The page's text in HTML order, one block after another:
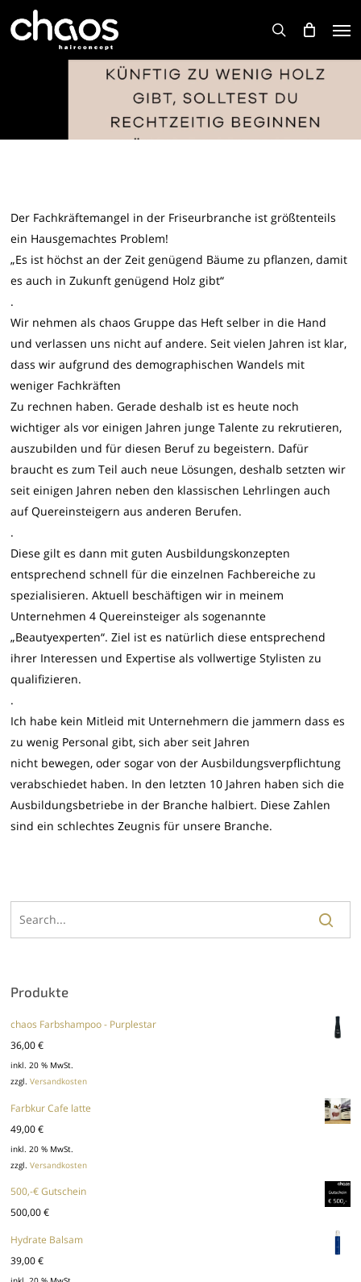
search
Der Fachkräftemangel in der Friseurbranche ist größtenteils
ein Hausgemachtes Problem!
„Es ist höchst an der Zeit genügend Bäume zu pflanzen, damit
es auch in Zukunft genügend Holz gibt“
.
Wir nehmen als chaos Gruppe das Heft selber in die Hand
und verlassen uns nicht auf andere. Seit vielen Jahren ist klar,
dass wir aufgrund des demographischen Wandels mit
weniger Fachkräften
Zu rechnen haben. Gerade deshalb ist es heute noch
wichtiger als vor einigen Jahren junge Talente zu rekrutieren,
auszubilden und für diesen Beruf zu begeistern. Dafür
braucht es zum Teil auch neue Lösungen, deshalb setzten wir
seit einigen Jahren neben den klassischen Lehrlingen auch
auf Quereinsteigern aus anderen Berufen.
.
Diese gilt es dann mit guten Ausbildungskonzepten
entsprechend schnell für die einzelnen Fachbereiche zu
spezialisieren. Aktuell beschäftigen wir in meinem
Unternehmen 4 Quereinsteiger als sogenannte
„Beautyexperten“. Ziel ist es natürlich diese entsprechend
ihrer Interessen und Expertise als vollwertige Stylisten zu
qualifizieren.
.
Ich habe kein Mitleid mit Unternehmern die jammern dass es
zu wenig Personal gibt, sich aber seit Jahren
nicht bewegen, oder sogar von der Ausbildungsverpflichtung
verabschiedet haben. In den letzten 10 Jahren haben sich die
Ausbildungsbetriebe in der Branche halbiert. Diese Zahlen
sind ein schlechtes Zeugnis für unsere Branche.
Produkte
chaos Farbshampoo - Purplestar
36,00€
inkl. 20 % MwSt.
zzgl.Versandkosten
Farbkur Cafe latte
49,00€
inkl. 20 % MwSt.
zzgl.Versandkosten
500,-€ Gutschein
500,00€
Hydrate Balsam
39,00€